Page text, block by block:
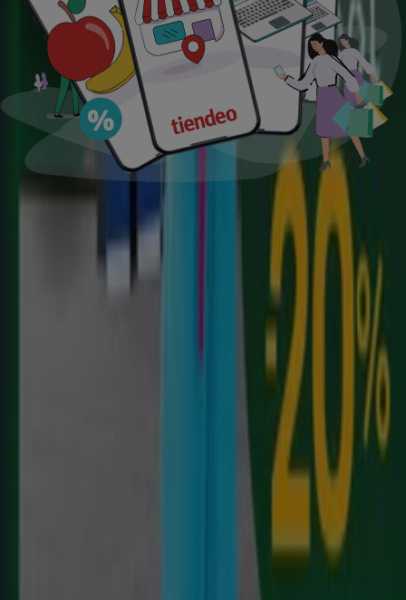
supermercadosjardín y bricolaje Freidora de airepatinete
eléctricoviajesaceite de oliva comida
asiática
aguacatesbomba de agua
Tiendeo en tu ciudad
Madrid Barcelona Valencia Sevilla
Zaragoza
Málaga
Palma de Mallorca Alicante
Murcia
Las Palmas de Gran Canaria
Córdoba Valladolid
Coruña
Vigo
Descargar la APP
México
Brasil
United States
Chile
Portugal
Österreich
Canada
Belgique
România
Maroc
Slovenská republika